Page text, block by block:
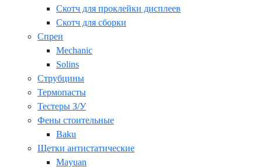
Скотч для проклейки дисплеев
Скотч для сборки
Спреи
Mechanic
Solins
Струбцины
Термопасты
Тестеры З/У
Фены стоительные
Baku
Щетки антистатические
Mayuan